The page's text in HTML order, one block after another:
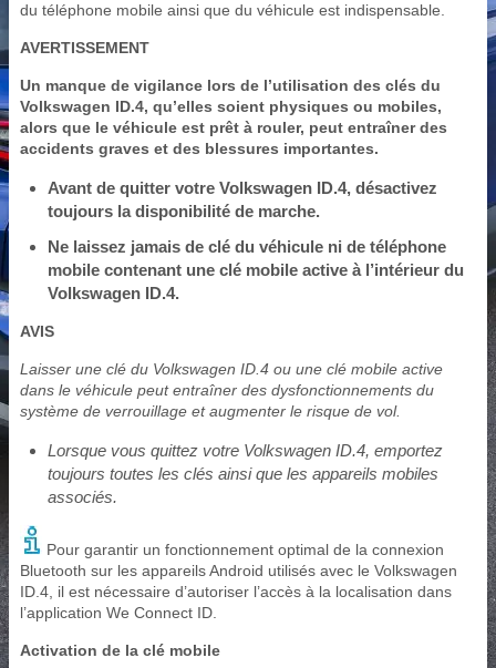
du téléphone mobile ainsi que du véhicule est indispensable.
AVERTISSEMENT
Un manque de vigilance lors de l’utilisation des clés du
Volkswagen ID.4, qu’elles soient physiques ou mobiles,
alors que le véhicule est prêt à rouler, peut entraîner des
accidents graves et des blessures importantes.
Avant de quitter votre Volkswagen ID.4, désactivez
toujours la disponibilité de marche.
Ne laissez jamais de clé du véhicule ni de téléphone
mobile contenant une clé mobile active à l’intérieur du
Volkswagen ID.4.
AVIS
Laisser une clé du Volkswagen ID.4 ou une clé mobile active
dans le véhicule peut entraîner des dysfonctionnements du
système de verrouillage et augmenter le risque de vol.
Lorsque vous quittez votre Volkswagen ID.4, emportez
toujours toutes les clés ainsi que les appareils mobiles
associés.
Pour garantir un fonctionnement optimal de la connexion
Bluetooth sur les appareils Android utilisés avec le Volkswagen
ID.4, il est nécessaire d’autoriser l’accès à la localisation dans
l’application We Connect ID.
Activation de la clé mobile